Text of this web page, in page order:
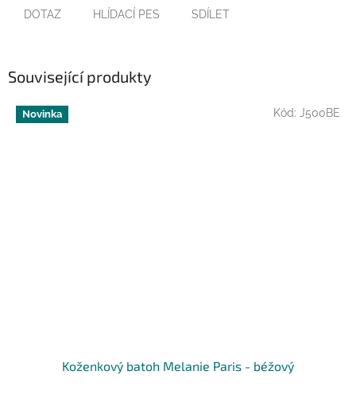
DOTAZ HLÍDACÍ PES SDÍLET
Související produkty
Novinka
Koženkový batoh Melanie Paris - béžový
Kód: J500BE